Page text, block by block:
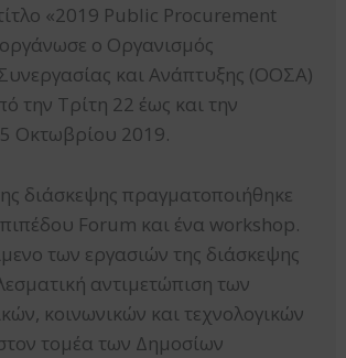
«2019 Public Procurement
ο Οργανισμός
και Ανάπτυξης (ΟΟΣΑ)
την Τρίτη 22 έως και την
Οκτωβρίου 2019.
διάσκεψης πραγματοποιήθηκε
Forum και ένα workshop.
των εργασιών της διάσκεψης
αντιμετώπιση των
κοινωνικών και τεχνολογικών
τομέα των Δημοσίων